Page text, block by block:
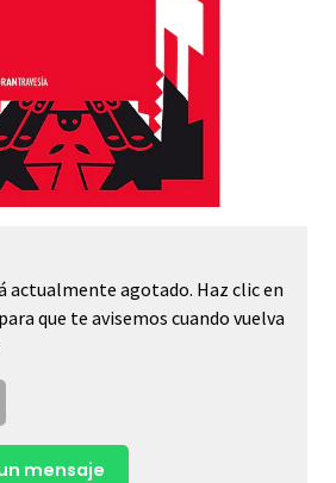
actualmente agotado. Haz clic en
que te avisemos cuando vuelva
mensaje